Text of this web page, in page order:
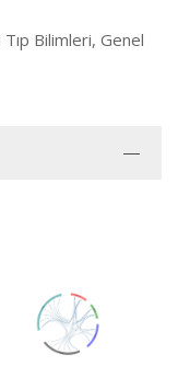
Bilimleri, Genel